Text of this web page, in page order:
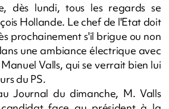
dès lundi, tous les regards se
Hollande. Le chef de l'Etat doit
prochainement s'il brigue ou non
une ambiance électrique avec
Valls, qui se verrait bien lui
du PS.
Journal du dimanche, M. Valls